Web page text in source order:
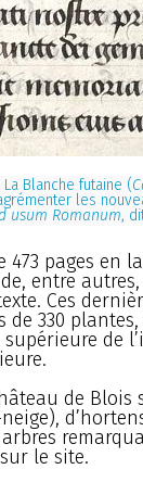
La Blanche futaine (
les
usum Romanum,
473 pages en
entre
Ces
de 330
de
de Blois
le site.